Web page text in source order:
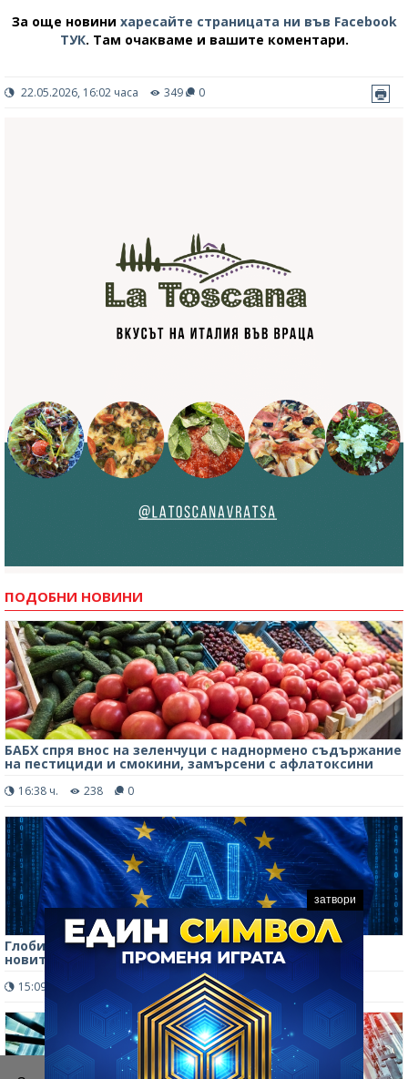
За още новини харесайте страницата ни във Facebook
ТУК. Там очакваме и вашите коментари.
22.05.2026, 16:02 часа 349 0
ПОДОБНИ НОВИНИ
БАБХ спря внос на зеленчуци с наднормено съдържание
на пестициди и смокини, замърсени с афлатоксини
16:38 ч. 238 0
Глоби до 35 млн. евро: Бизнесът настръхна срещу
новите правила за AI в ЕС
15:09 ч. 349 0
затвори